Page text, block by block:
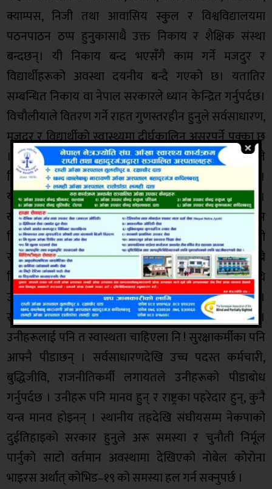
क्याम्पस, निजी तथा आवासिय स्कुल र विश्वविद्यालयमा
पठनपाठन ठप्प हुनुकासाथै उक्त निकाय र शैक्षिक संस्था
बन्दछन्। यी निकाय बन्द भएसँगै काम गर्ने मजदुर र
विद्यार्थीहरूको अवस्था दयनीय बन्दै गएको छ। यतातिर
सम्बन्धित निकाय वा नेपाल सरकारले ध्यान केन्द्रित गर्नुपर्दछ।
विचौलीयाले वितरण गर्ने राहत गुणस्तरहीन हुनुले सर्वसाधारण,
मजदुर र विद्यार्थीको स्वास्थ्यमा दीर्घकालिन असरपर्ने पक्का छ
। खानै नमिल्ने म्याद गुज्रेका खाद्यन्नका कारण कोरोनाले
निम्त्याउँने भयावहभन्दा बढी खतरा मोल्ने निश्चित देखिन्छ।
यसर्थ उनीहरूलाई यसकार्यमा सरकारले रोक लगाउँनुपर्छ।
खाद्य प्रविधि तथा गुण नियन्त्रण विभागको अनुमति र जाँचबुझ
विना वितरण गरिएको खाद्यन्न हानीकारक पनि हुनसक्छ ।हामी
स्वास्थ्य नै धन हो भनेर भन्छौँ । यही हाम्रो स्वास्थ्य बचाई राख्ने
चिकित्सकहरूको मनोबल उच्च राख्नुको साटो उनीहरूमाथि
उच्च सुरक्षा संयन्त्रबाट लाठी बजार्नु राम्रो हुँदै होइन ।
सुरक्षाकर्मीले पनि यो कुरा बुझ्नसक्ने क्षमता राख्नुपर्छ ।
उनीहरूलाई पनि त स्वास्थता चाहिएला नि ! सुरक्षाकर्मीका पनि
आफ्नै पीडाछन् । सर्वसाधारणदेखि उच्च पदस्त कर्मचारी,
बुद्धिजीवि, राजनीतिकर्मी लगायतले उनीहरूको पीडाबोध
गर्नुपर्दछ । उनीहरू पनि मानव हुन् र राष्ट्रका पहरेदार हुन्, कुनै
यन्त्र मानव होइनन् । स्थानीय तहदेखि संघीयसम्म नेकपाको
दुईतिहाइको सरकार हुनुले अरू समस्या र चुनौती निर्मूल
पार्नुको साटो वर्तमान अवस्थामा देखिएको नोबेल कोरोना
भाइरस अर्थात् कोभिड–१९ को समस्या हल गर्न सक्नुपर्छ ।